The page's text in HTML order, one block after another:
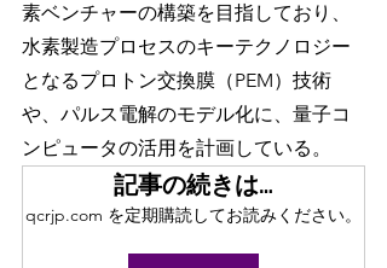
素ベンチャーの構築を目指しており、
水素製造プロセスのキーテクノロジー
となるプロトン交換膜（PEM）技術
や、パルス電解のモデル化に、量子コ
ンピュータの活用を計画している。
記事の続きは…
qcrjp.com を定期購読してお読みください。